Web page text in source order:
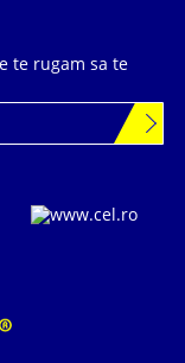
te rugam sa te